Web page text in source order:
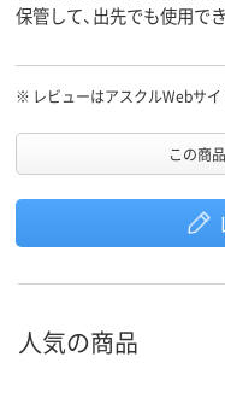
保管して、出先でも使用で
※ レビューはアスクルWebサイ
この商
人気の商品